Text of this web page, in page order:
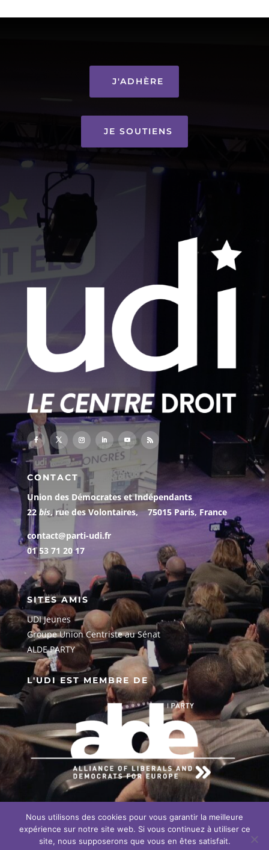
J'ADHÈRE
JE SOUTIENS
CONTACT
Union des Démocrates et Indépendants
22 bis, rue des Volontaires, 75015 Paris, France
contact@parti-udi.fr
01 53 71 20 17
SITES AMIS
UDI Jeunes
Groupe Union Centriste au Sénat
ALDE PARTY
L'UDI EST MEMBRE DE
EN SAVOIR PLUS SUR NOTRE
ENGAGEMENT EUROPÉEN
Nous utilisons des cookies pour vous garantir la meilleure
expérience sur notre site web. Si vous continuez à utiliser ce
site, nous supposerons que vous en êtes satisfait.